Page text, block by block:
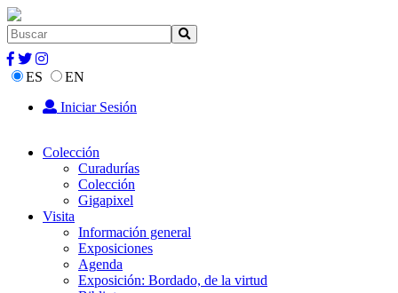
ES
EN
Iniciar Sesión
Colección
Curadurías
Colección
Gigapixel
Visita
Información general
Exposiciones
Agenda
Exposición: Bordado, de la virtud